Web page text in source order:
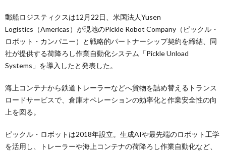
郵船ロジスティクスは12月22日、米国法人Yusen
Logistics（Americas）が現地のPickle Robot Company（ピックル・
ロボット・カンパニー）と戦略的パートナーシップ契約を締結、同
社が提供する荷降ろし作業自動化システム「Pickle Unload
Systems」を導入したと発表した。
海上コンテナから鉄道トレーラーなどへ貨物を詰め替えるトランス
ロードサービスで、倉庫オペレーションの効率化と作業安全性の向
上を図る。
ピックル・ロボットは2018年設立。生成AIや最先端のロボット工学
を活用し、トレーラーや海上コンテナの荷降ろし作業自動化など、